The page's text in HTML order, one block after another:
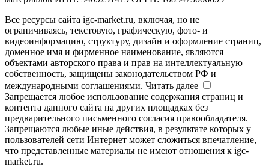
Все ресурсы сайта igc-market.ru, включая, но не
ограничиваясь, текстовую, графическую, фото- и
видеоинформацию, структуру, дизайн и оформление страниц,
доменное имя и фирменное наименование, являются
объектами авторского права и прав на интеллектуальную
собственность, защищены законодательством РФ и
международными соглашениями. Читать далее
Запрещается любое использование содержания страниц и
контента данного сайта на других площадках без
предварительного письменного согласия правообладателя.
Запрещаются любые иные действия, в результате которых у
пользователей сети Интернет может сложиться впечатление,
что представленные материалы не имеют отношения к igc-
market.ru.